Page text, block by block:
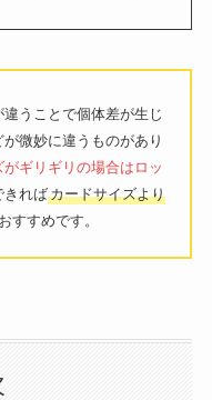
うことで個体差が生じ
微妙に違うものがあり
ギリギリの場合はロッ
きればカードサイズより
すすめです。